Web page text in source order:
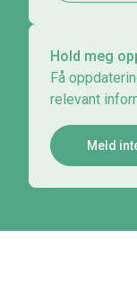
Hold meg
Få
relevant
Meld